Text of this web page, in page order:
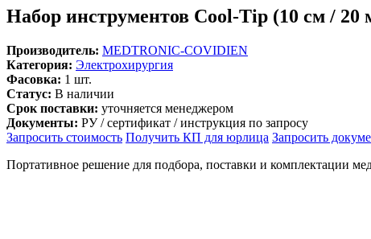
Набор инструментов Cool-Tip (10 см / 20
Производитель: MEDTRONIC-COVIDIEN
Категория: Электрохирургия
Фасовка: 1 шт.
Статус: В наличии
Срок поставки: уточняется менеджером
Документы: РУ / сертификат / инструкция по запросу
Запросить стоимость Получить КП для юрлица Запросить
Портативное решение для подбора, поставки и комплектации